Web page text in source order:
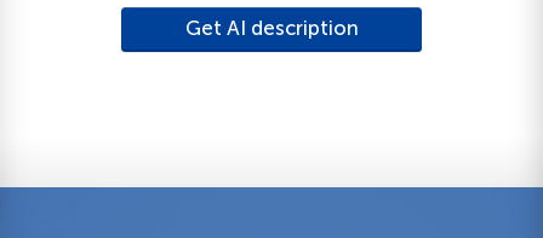
Get AI description